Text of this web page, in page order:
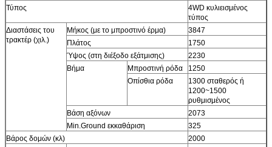
Τύπος
4WD κυλιεισμένος
τύπος
Διαστάσεις του
τρακτέρ (χιλ.)
Μήκος (με το μπροστινό έρμα)
3847
Πλάτος
1750
Ύψος (στη διέξοδο εξάτμισης)
2230
Βήμα
Μπροστινή ρόδα
1250
Οπίσθια ρόδα
1300 σταθερός ή
1200~1500
ρυθμισμένος
Βάση αξόνων
2073
Min.Ground εκκαθάριση
325
Βάρος δομών (κλ)
2000